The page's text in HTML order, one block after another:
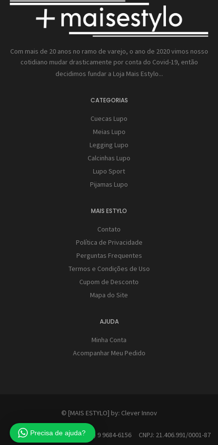
Com mais de 20 anos no ramo de varejo, o ano de 2020 vimos nosso
cotidiano mudar drasticamente por conta do Covid-19, então
decidimos fundar a Loja Mais Estylo...
CATEGORIAS
Cuecas Lupo
Meias Lupo
Legging Lupo
Calcinhas Lupo
Lupo Sport
Pijamas Lupo
MAIS ESTYLO
Contato
Política de Privacidade
Perguntas Frequentes
Termos e Condições de Uso
Cupom de Desconto
Mapa do Site
AJUDA
Minha Conta
Acompanhar Meu Pedido
© [MAIS ESTYLO] by: Clever Innov
Contato: (41) 9 9684-6156 CNPJ: 21.406.991/0001-87
Precisa de ajuda?